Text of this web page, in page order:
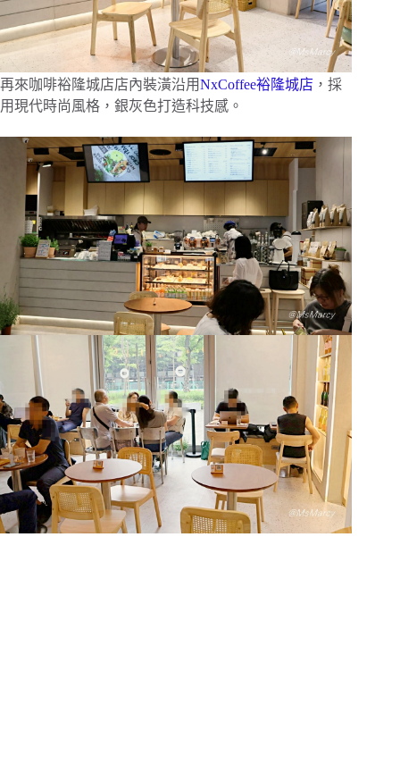
再來咖啡裕隆城店店內裝潢沿用NxCoffee裕隆城店 ，採
用現代時尚風格，銀灰色打造科技感。